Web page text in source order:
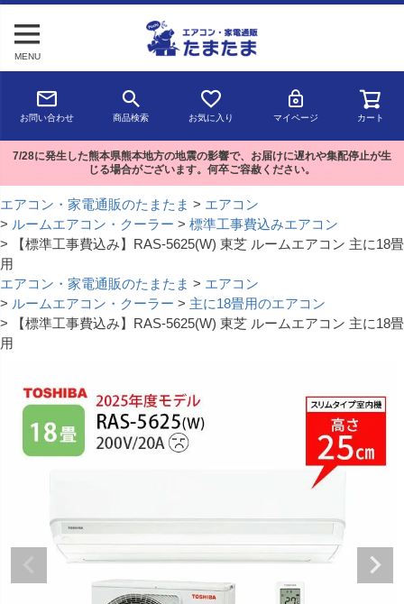
MENU
お問い合わせ 商品検索 お気に入り マイページ カート
7/28に発生した熊本県熊本地方の地震の影響で、お届けに遅れや集配停止が生
じる場合がございます。何卒ご容赦ください。
エアコン・家電通販のたまたま
エアコン
ルームエアコン・クーラー
標準工事費込みエアコン
【標準工事費込み】RAS-5625(W) 東芝 ルームエアコン 主に18畳
用
エアコン・家電通販のたまたま
エアコン
ルームエアコン・クーラー
主に18畳用のエアコン
【標準工事費込み】RAS-5625(W) 東芝 ルームエアコン 主に18畳
用